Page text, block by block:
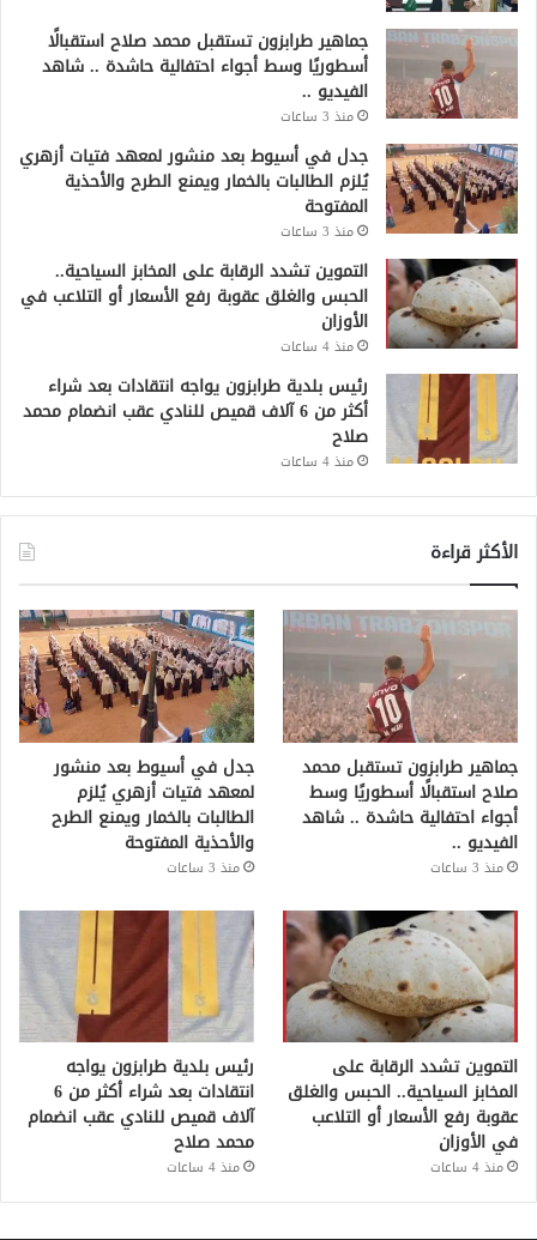
جماهير طرابزون تستقبل محمد صلاح استقبالًا
أسطوريًا وسط أجواء احتفالية حاشدة .. شاهد
الفيديو ..
منذ 3 ساعات
جدل في أسيوط بعد منشور لمعهد فتيات أزهري
يُلزم الطالبات بالخمار ويمنع الطرح والأحذية
المفتوحة
منذ 3 ساعات
التموين تشدد الرقابة على المخابز السياحية..
الحبس والغلق عقوبة رفع الأسعار أو التلاعب في
الأوزان
منذ 4 ساعات
رئيس بلدية طرابزون يواجه انتقادات بعد شراء
أكثر من 6 آلاف قميص للنادي عقب انضمام محمد
صلاح
منذ 4 ساعات
الأكثر قراءة
جماهير طرابزون تستقبل محمد
صلاح استقبالًا أسطوريًا وسط
أجواء احتفالية حاشدة .. شاهد
الفيديو ..
منذ 3 ساعات
جدل في أسيوط بعد منشور
لمعهد فتيات أزهري يُلزم
الطالبات بالخمار ويمنع الطرح
والأحذية المفتوحة
منذ 3 ساعات
التموين تشدد الرقابة على
المخابز السياحية.. الحبس والغلق
عقوبة رفع الأسعار أو التلاعب
في الأوزان
منذ 4 ساعات
رئيس بلدية طرابزون يواجه
انتقادات بعد شراء أكثر من 6
آلاف قميص للنادي عقب انضمام
محمد صلاح
منذ 4 ساعات